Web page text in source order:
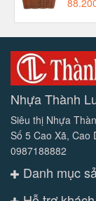
Nhựa Thành
Siêu thị Nhựa
Số 5 Cao Xã, Cao
0987188882
Danh mục